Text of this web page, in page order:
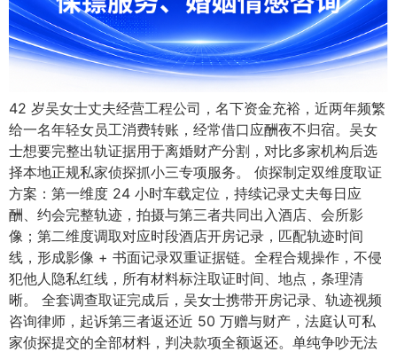
42 岁吴女士丈夫经营工程公司，名下资金充裕，近两年频繁
给一名年轻女员工消费转账，经常借口应酬夜不归宿。吴女
士想要完整出轨证据用于离婚财产分割，对比多家机构后选
择本地正规私家侦探抓小三专项服务。 侦探制定双维度取证
方案：第一维度 24 小时车载定位，持续记录丈夫每日应
酬、约会完整轨迹，拍摄与第三者共同出入酒店、会所影
像；第二维度调取对应时段酒店开房记录，匹配轨迹时间
线，形成影像 + 书面记录双重证据链。全程合规操作，不侵
犯他人隐私红线，所有材料标注取证时间、地点，条理清
晰。 全套调查取证完成后，吴女士携带开房记录、轨迹视频
咨询律师，起诉第三者返还近 50 万赠与财产，法庭认可私
家侦探提交的全部材料，判决款项全额返还。单纯争吵无法